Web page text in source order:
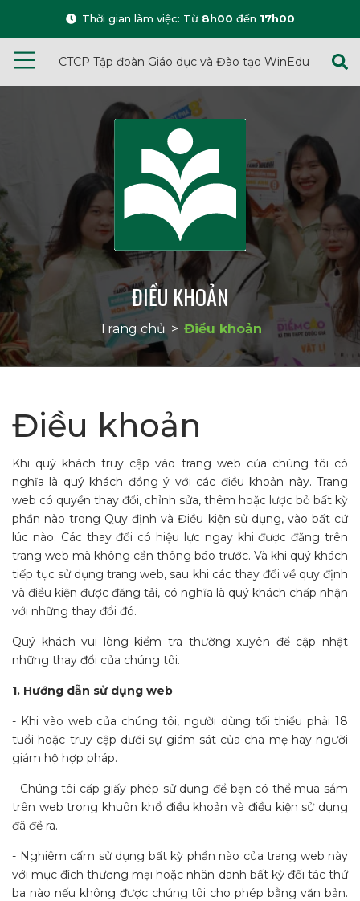
Thời gian làm việc: Từ 8h00 đến 17h00
CTCP Tập đoàn Giáo dục và Đào tạo WinEdu
ĐIỀU KHOẢN
Trang chủ > Điều khoản
Điều khoản
Khi quý khách truy cập vào trang web của chúng tôi có
nghĩa là quý khách đồng ý với các điều khoản này. Trang
web có quyền thay đổi, chỉnh sửa, thêm hoặc lược bỏ bất kỳ
phần nào trong Quy định và Điều kiện sử dụng, vào bất cứ
lúc nào. Các thay đổi có hiệu lực ngay khi được đăng trên
trang web mà không cần thông báo trước. Và khi quý khách
tiếp tục sử dụng trang web, sau khi các thay đổi về quy định
và điều kiện được đăng tải, có nghĩa là quý khách chấp nhận
với những thay đổi đó.
Quý khách vui lòng kiểm tra thường xuyên để cập nhật
những thay đổi của chúng tôi.
1. Hướng dẫn sử dụng web
- Khi vào web của chúng tôi, người dùng tối thiểu phải 18
tuổi hoặc truy cập dưới sự giám sát của cha mẹ hay người
giám hộ hợp pháp.
- Chúng tôi cấp giấy phép sử dụng để bạn có thể mua sắm
trên web trong khuôn khổ điều khoản và điều kiện sử dụng
đã đề ra.
- Nghiêm cấm sử dụng bất kỳ phần nào của trang web này
với mục đích thương mại hoặc nhân danh bất kỳ đối tác thứ
ba nào nếu không được chúng tôi cho phép bằng văn bản.